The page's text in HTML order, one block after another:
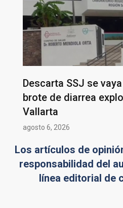
Descarta SSJ se
brote de diarrea
Vallarta
agosto 6, 2026
Los artículos de
responsabilidad del
línea editorial de